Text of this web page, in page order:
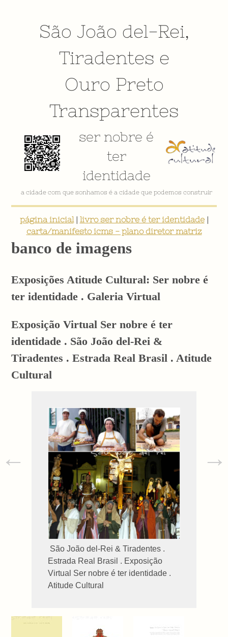
São João del-Rei,
Tiradentes e
Ouro Preto
Transparentes
ser nobre é
ter
identidade
a cidade com que sonhamos é a cidade que podemos construir
página inicial| livro ser nobre é ter identidade|
carta/manifesto icms - plano diretor matriz
banco de imagens
Exposições Atitude Cultural: Ser nobre é
ter identidade . Galeria Virtual
Exposição Virtual Ser nobre é ter
identidade . São João del-Rei &
Tiradentes . Estrada Real Brasil . Atitude
Cultural
São João del-Rei & Tiradentes .
Estrada Real Brasil . Exposição
Virtual Ser nobre é ter identidade .
Atitude Cultural
← →